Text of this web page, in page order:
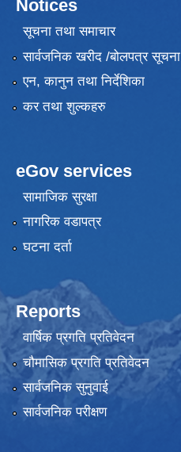
Notices
सूचना तथा समाचार
सार्वजनिक खरीद /बोलपत्र सूचना
एन, कानुन तथा निर्देशिका
कर तथा शुल्कहरु
eGov services
सामाजिक सुरक्षा
नागरिक वडापत्र
घटना दर्ता
Reports
वार्षिक प्रगति प्रतिवेदन
चौमासिक प्रगति प्रतिवेदन
सार्वजनिक सुनुवाई
सार्वजनिक परीक्षण